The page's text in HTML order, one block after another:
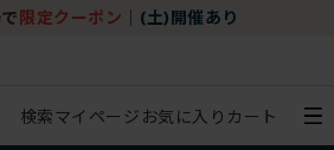
限定クーポン (土)開催あり
検索マイページ お気に入り カート